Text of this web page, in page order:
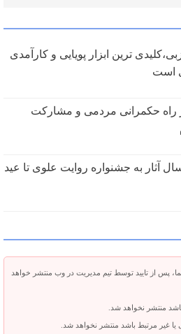
ترین ابزار پویایی و کارآمدی
است
راه حکمرانی مردمی و مشارکت
آثار به جشنواره روایت علوی تا عید
پس از تایید توسط تیم مدیریت در وب منتشر خواهد
منتشر نخواهد شد.
یا غیر مرتبط باشد منتشر نخواهد شد.